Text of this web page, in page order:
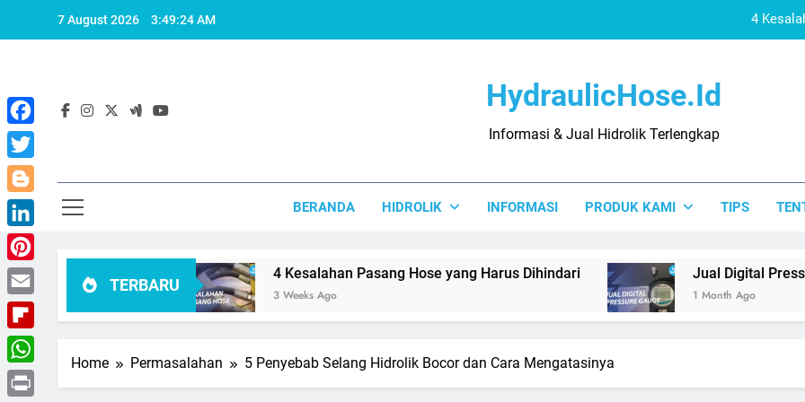
7 August 2026 3:49:25 AM 4
4 Kesalahan
HydraulicHose.id
Informasi & Jual Hidrolik Terlengkap
BERANDA HIDROLIK INFORMASI PRODUK KAMI TIPS
TERBARU
Dihindari 4 Kesalahan Pasang Hose yang Harus Dihindari
3 Weeks Ago
Jual Digital Pressure Gauge
1 Month Ago
Home Permasalahan 5 Penyebab Selang Hidrolik Bocor dan Cara Mengatasinya
Facebook
Twitter
Blogger
LinkedIn
Pinterest
Email
Flipboard
WhatsApp